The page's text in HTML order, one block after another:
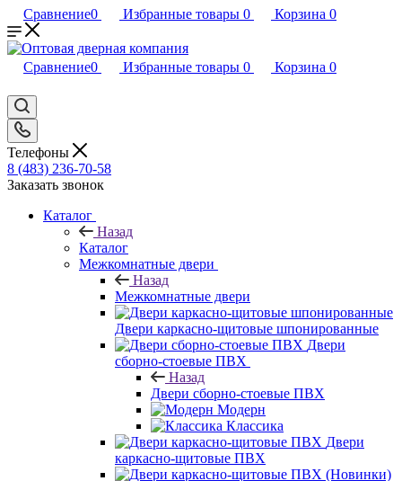
Сравнение0 Избранные товары 0 Корзина 0
Сравнение0 Избранные товары 0 Корзина 0
Телефоны
8 (483) 236-70-58
Заказать звонок
Каталог
Назад
Каталог
Межкомнатные двери
Назад
Межкомнатные двери
Двери каркасно-щитовые шпонированные
Двери
сборно-стоевые ПВХ
Назад
Двери сборно-стоевые ПВХ
Модерн
Классика
Двери
каркасно-щитовые ПВХ